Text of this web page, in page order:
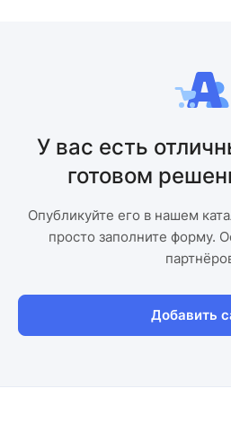
У вас есть
готовом
Опубликуйте его в нашем
просто заполните форму.
Добавить